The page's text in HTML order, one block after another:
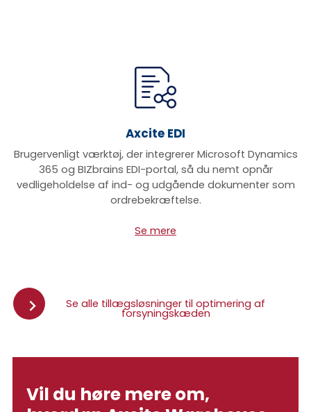
Axcite EDI
Brugervenligt værktøj, der integrerer Microsoft Dynamics
365 og BIZbrains EDI-portal, så du nemt opnår
vedligeholdelse af ind- og udgående dokumenter som
ordrebekræftelse.
Se mere
Se alle tillægsløsninger til optimering af
forsyningskæden
Vil du høre mere om,